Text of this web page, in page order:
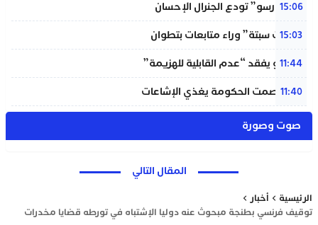
15:06
“المينورسو” تودع الجنرال الإحسان
15:03
“أحداث سبتة” وراء متابعات بتطوان
11:44
إنفانتينو يفقد “عدم القابلية للهزيمة”
11:40
بنعلي: صمت الحكومة يغذي الإشاعات
صوت وصورة
المقال التالي
الرئيسية
أخبار
توقيف فرنسي بطنجة مبحوث عنه دوليا الإشتباه في تورطه قضايا مخدرات